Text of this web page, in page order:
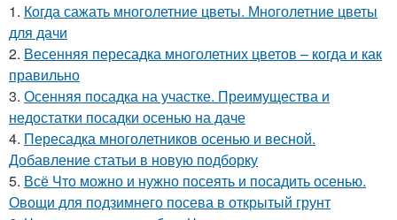
1. Когда сажать многолетние цветы. Многолетние цветы
для дачи
2. Весенняя пересадка многолетних цветов – когда и как
правильно
3. Осенняя посадка на участке. Преимущества и
недостатки посадки осенью на даче
4. Пересадка многолетников осенью и весной.
Добавление статьи в новую подборку
5. Всё Что можно и нужно посеять и посадить осенью.
Овощи для подзимнего посева в открытый грунт